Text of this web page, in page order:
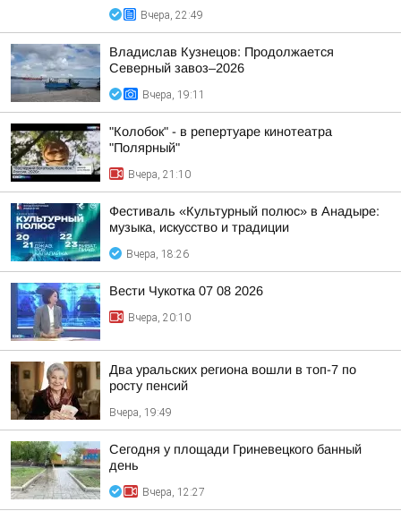
Вчера, 22:49
Владислав Кузнецов: Продолжается
Северный завоз–2026
Вчера, 19:11
"Колобок" - в репертуаре кинотеатра
"Полярный"
Вчера, 21:10
Фестиваль «Культурный полюс» в Анадыре:
музыка, искусство и традиции
Вчера, 18:26
Вести Чукотка 07 08 2026
Вчера, 20:10
Два уральских региона вошли в топ-7 по
росту пенсий
Вчера, 19:49
Сегодня у площади Гриневецкого банный
день
Вчера, 12:27